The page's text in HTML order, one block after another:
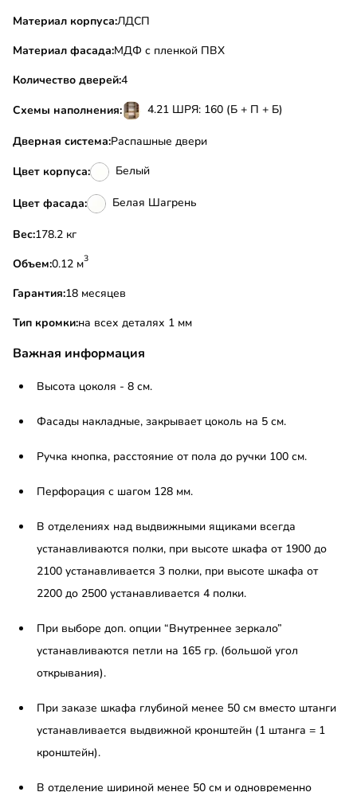
Материал корпуса:ЛДСП
Материал фасада:МДФ с пленкой ПВХ
Количество дверей:4
Схемы наполнения: 4.21 ШРЯ: 160 (Б + П + Б)
Дверная система:Распашные двери
Цвет корпуса: Белый
Цвет фасада: Белая Шагрень
Вес:
178.2 кг
Объем:
0.12 м3
Гарантия:18 месяцев
Тип кромки:на всех деталях 1 мм
Важная информация
Высота цоколя - 8 см.
Фасады накладные, закрывает цоколь на 5 см.
Ручка кнопка, расстояние от пола до ручки 100 см.
Перфорация с шагом 128 мм.
В отделениях над выдвижными ящиками всегда
устанавливаются полки, при высоте шкафа от 1900 до
2100 устанавливается 3 полки, при высоте шкафа от
2200 до 2500 устанавливается 4 полки.
При выборе доп. опции “Внутреннее зеркало”
устанавливаются петли на 165 гр. (большой угол
открывания).
При заказе шкафа глубиной менее 50 см вместо штанги
устанавливается выдвижной кронштейн (1 штанга = 1
кронштейн).
В отделение шириной менее 50 см и одновременно